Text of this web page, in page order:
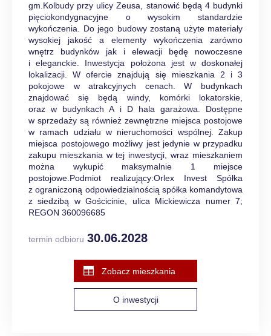
gm.Kolbudy przy ulicy Zeusa, stanowić będą 4 budynki
pięciokondygnacyjne o wysokim standardzie
wykończenia. Do jego budowy zostaną użyte materiały
wysokiej jakość a elementy wykończenia zarówno
wnętrz budynków jak i elewacji będę nowoczesne
i eleganckie. Inwestycja położona jest w doskonałej
lokalizacji. W ofercie znajdują się mieszkania 2 i 3
pokojowe w atrakcyjnych cenach. W budynkach
znajdować się będą windy, komórki lokatorskie,
oraz w budynkach A i D hala garażowa. Dostępne
w sprzedaży są również zewnętrzne miejsca postojowe
w ramach udziału w nieruchomości wspólnej. Zakup
miejsca postojowego możliwy jest jedynie w przypadku
zakupu mieszkania w tej inwestycji, wraz mieszkaniem
można wykupić maksymalnie 1 miejsce
postojowe.Podmiot realizujący:Orlex Invest Spółka
z ograniczoną odpowiedzialnością spółka komandytowa
z siedzibą w Gościcinie, ulica Mickiewicza numer 7;
REGON 360096685
termin odbioru 30.06.2028
Zobacz mieszkania
O inwestycji